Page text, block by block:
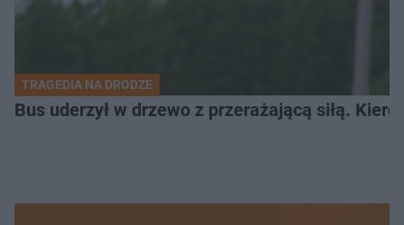
TRAGEDIA NA DRODZE
Bus uderzył w drzewo z przerażającą siłą.